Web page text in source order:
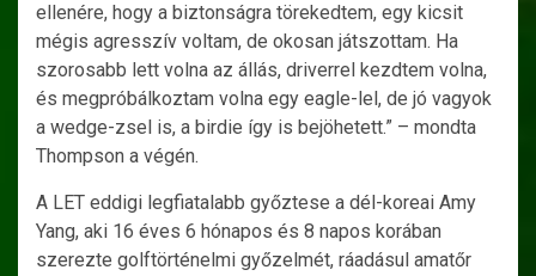
ellenére, hogy a biztonságra törekedtem, egy kicsit
mégis agresszív voltam, de okosan játszottam. Ha
szorosabb lett volna az állás, driverrel kezdtem volna,
és megpróbálkoztam volna egy eagle-lel, de jó vagyok
a wedge-zsel is, a birdie így is bejöhetett.” – mondta
Thompson a végén.
A LET eddigi legfiatalabb győztese a dél-koreai Amy
Yang, aki 16 éves 6 hónapos és 8 napos korában
szerezte golftörténelmi győzelmét, ráadásul amatőr